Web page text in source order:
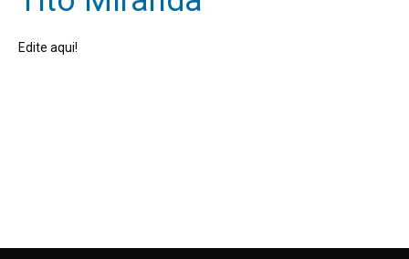
Edite aqui!